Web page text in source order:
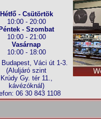
Hétfő - Csütörtök
10:00 - 20:00
Péntek - Szombat
10:00 - 21:00
Vasárnap
10:00 - 18:00
Budapest, Váci út 1-3.
(Aluljáró szint
Krúdy Gy. tér 11.,
kávézóknál)
06 30 843 1108